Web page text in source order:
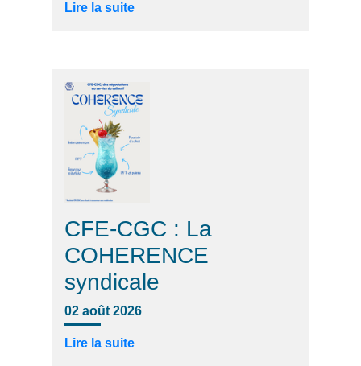
Lire la suite
CFE-CGC : La
COHERENCE
syndicale
02 août 2026
Lire la suite